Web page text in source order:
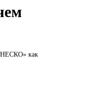
как